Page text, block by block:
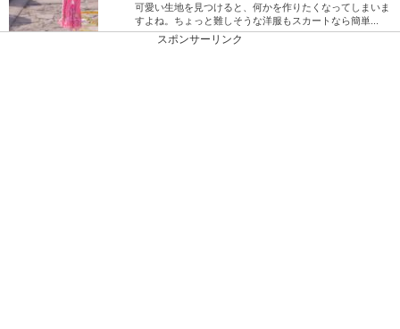
可愛い生地を見つけると、何かを作りたくなってしまいま
すよね。ちょっと難しそうな洋服もスカートなら簡単...
スポンサーリンク